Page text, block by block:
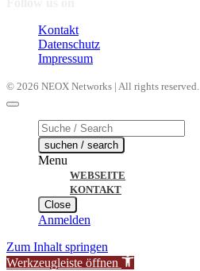
Kontakt
Datenschutz
Impressum
© 2026 NEOX Networks | All rights reserved.
Products
search
suchen / search
Menu
WEBSEITE
KONTAKT
Close
Anmelden
Zum Inhalt springen
Werkzeugleiste öffnen